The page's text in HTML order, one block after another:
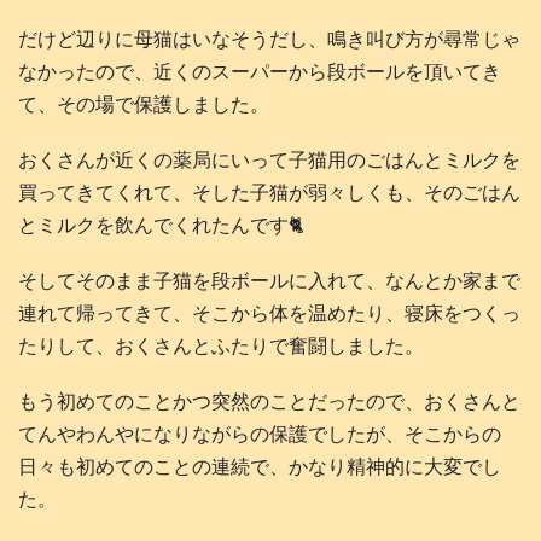
だけど辺りに母猫はいなそうだし、鳴き叫び方が尋常じゃ
なかったので、近くのスーパーから段ボールを頂いてき
て、その場で保護しました。
おくさんが近くの薬局にいって子猫用のごはんとミルクを
買ってきてくれて、そした子猫が弱々しくも、そのごはん
とミルクを飲んでくれたんです🐈️
そしてそのまま子猫を段ボールに入れて、なんとか家まで
連れて帰ってきて、そこから体を温めたり、寝床をつくっ
たりして、おくさんとふたりで奮闘しました。
もう初めてのことかつ突然のことだったので、おくさんと
てんやわんやになりながらの保護でしたが、そこからの
日々も初めてのことの連続で、かなり精神的に大変でし
た。